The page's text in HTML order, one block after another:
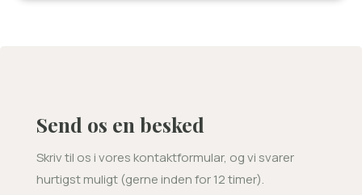
Send os en besked
Skriv til os i vores kontaktformular, og vi svarer
hurtigst muligt (gerne inden for 12 timer).